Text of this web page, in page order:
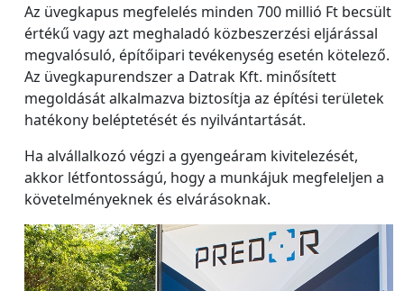
Az üvegkapus megfelelés minden 700 millió Ft becsült
értékű vagy azt meghaladó közbeszerzési eljárással
megvalósuló, építőipari tevékenység esetén kötelező.
Az üvegkapurendszer a Datrak Kft. minősített
megoldását alkalmazva biztosítja az építési területek
hatékony beléptetését és nyilvántartását.
Ha alvállalkozó végzi a gyengeáram kivitelezését,
akkor létfontosságú, hogy a munkájuk megfeleljen a
követelményeknek és elvárásoknak.